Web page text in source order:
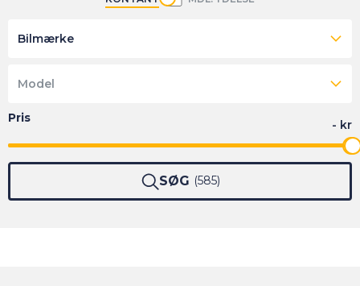
Bilmærke
Model
SØG 585